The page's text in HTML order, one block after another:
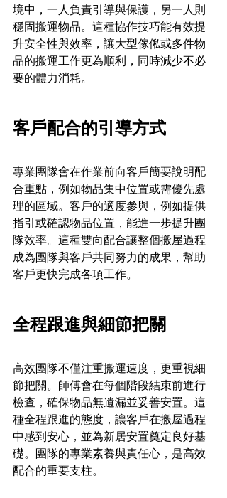
境中，一人負責引導與保護，另一人則
穩固搬運物品。這種協作技巧能有效提
升安全性與效率，讓大型傢俬或多件物
品的搬運工作更為順利，同時減少不必
要的體力消耗。
客戶配合的引導方式
專業團隊會在作業前向客戶簡要說明配
合重點，例如物品集中位置或需優先處
理的區域。客戶的適度參與，例如提供
指引或確認物品位置，能進一步提升團
隊效率。這種雙向配合讓整個搬屋過程
成為團隊與客戶共同努力的成果，幫助
客戶更快完成各項工作。
全程跟進與細節把關
高效團隊不僅注重搬運速度，更重視細
節把關。師傅會在每個階段結束前進行
檢查，確保物品無遺漏並妥善安置。這
種全程跟進的態度，讓客戶在搬屋過程
中感到安心，並為新居安置奠定良好基
礎。團隊的專業素養與責任心，是高效
配合的重要支柱。